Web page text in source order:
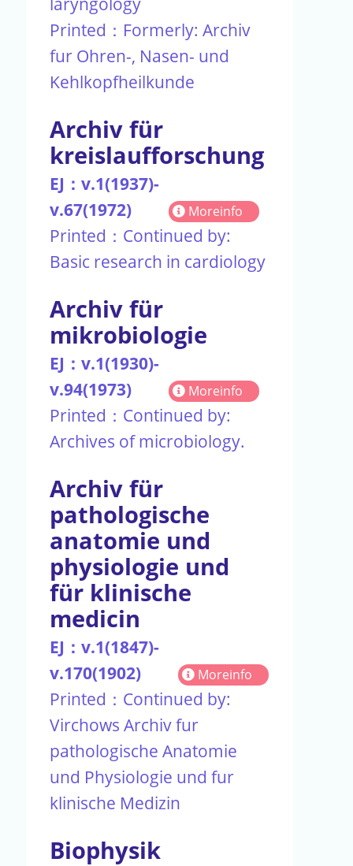
Printed：Formerly: Archiv
fur Ohren-, Nasen- und
Kehlkopfheilkunde
Archiv für
kreislaufforschung
EJ：v.1(1937)-
v.67(1972)
Moreinfo
Printed：Continued by:
Basic research in cardiology
Archiv für
mikrobiologie
EJ：v.1(1930)-
v.94(1973)
Moreinfo
Printed：Continued by:
Archives of microbiology.
Archiv für
pathologische
anatomie und
physiologie und
für klinische
medicin
EJ：v.1(1847)-
v.170(1902)
Moreinfo
Printed：Continued by:
Virchows Archiv fur
pathologische Anatomie
und Physiologie und fur
klinische Medizin
Biophysik